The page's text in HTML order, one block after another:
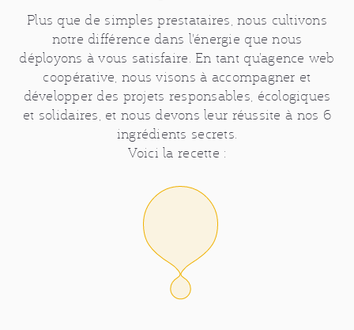
Plus que de simples prestataires, nous cultivons
notre différence dans l'énergie que nous
déployons à vous satisfaire. En tant qu’agence web
coopérative, nous visons à accompagner et
développer des projets responsables, écologiques
et solidaires, et nous devons leur réussite à nos 6
ingrédients secrets.
Voici la recette :